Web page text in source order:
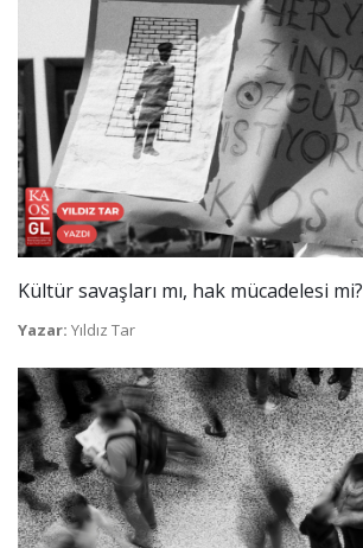
Kültür savaşları mı, hak mücadelesi mi?
Yazar: Yıldız Tar